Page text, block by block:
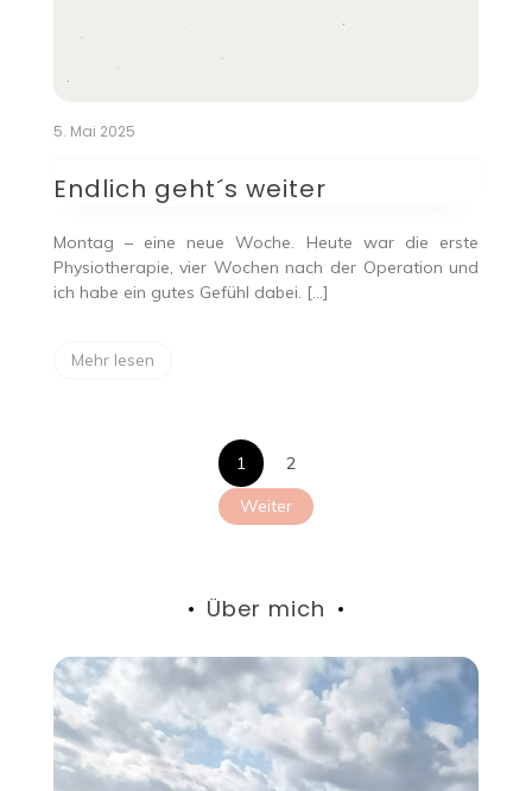
5. Mai 2025
Endlich geht´s weiter
Montag – eine neue Woche. Heute war die erste
Physiotherapie, vier Wochen nach der Operation und
ich habe ein gutes Gefühl dabei. […]
Mehr lesen
der
1
2
Weiter
Über mich